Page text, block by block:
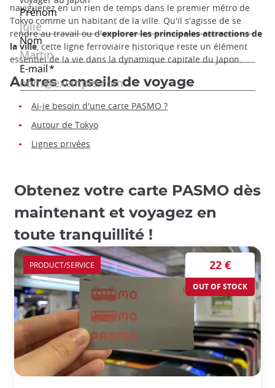
naviguerez en un rien de temps dans le premier métro de
Tokyo comme un habitant de la ville. Qu'il s'agisse de se
rendre au travail ou d'explorer les principales attractions de
la ville, cette ligne ferroviaire historique reste un élément
essentiel de la vie dans la dynamique capitale du Japon.
Autres conseils de voyage
Ai-je besoin d'une carte PASMO ?
Autour de Tokyo
Lignes privées
Obtenez votre carte PASMO dès
maintenant et voyagez en
toute tranquillité !
22 €
OUT OF STOCK
PRODUCT/SERVICE